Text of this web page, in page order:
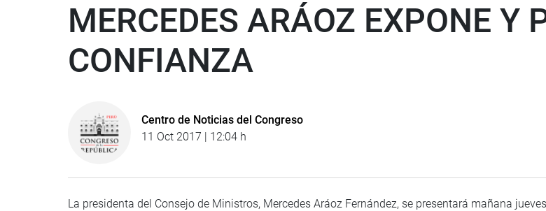
MERCEDES ARÁOZ EXPONE Y
CONFIANZA
Centro de Noticias del Congreso
11 Oct 2017 | 12:04 h
La presidenta del Consejo de Ministros, Mercedes Aráoz Fernández, se presentará mañana